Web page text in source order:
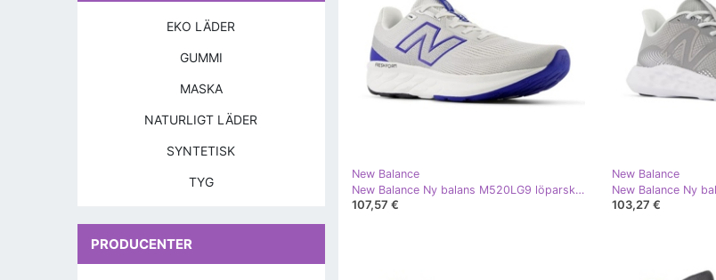
New Balance
New Balance Ny balans M520LG9 löparskor grå
107,57 €
New Balance
103,27 €
EKO LÄDER
GUMMI
MASKA
NATURLIGT LÄDER
SYNTETISK
TYG
PRODUCENTER